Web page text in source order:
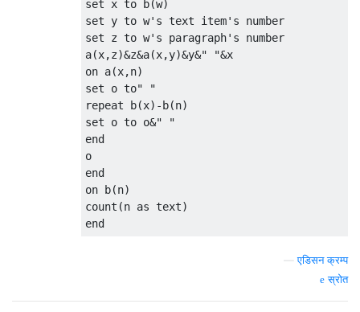
set x to b(w)
set y to w's text item's number
set z to w's paragraph's number
a(x,z)&z&a(x,y)&y&" "&x
on a(x,n)
set o to" "
repeat b(x)-b(n)
set o to o&" "
end
o
end
on b(n)
count(n as text)
end
—एडिसन क्रम्प
स्रोत